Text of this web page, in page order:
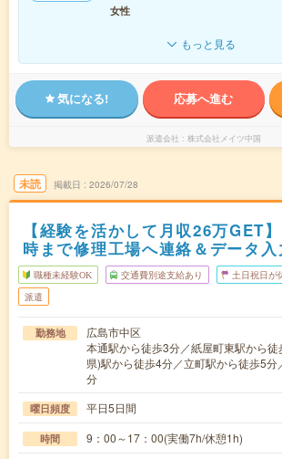
女性
もっと見る
気になる! 応募へ進む
派遣会社 株式会社メイツ中国
未読 掲載日 2026/07/28
【経験を活かして月収26万GET
時まで修理工場へ連絡＆データ入
職種未経験OK 交通費別途支給あり 土日祝日が
派遣
勤務地
広島市中区
本通駅から徒歩3分／紙屋町東駅から
県)駅から徒歩4分／立町駅から徒歩5
分
曜日頻度 平日5日間
時間 9：00～17：00(実働7h/休憩1h)